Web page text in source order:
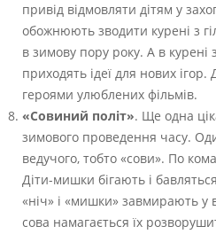
привід відмовляти дітям у
обожнюють зводити курені з
в зимову пору року. А в
приходять ідеї для нових
героями улюблених фільмів.
«Совиний політ». Ще одна
зимового проведення часу.
ведучого, тобто «сови». По
Діти-мишки бігають і
«ніч» і «мишки» завмирають у
сова намагається їх